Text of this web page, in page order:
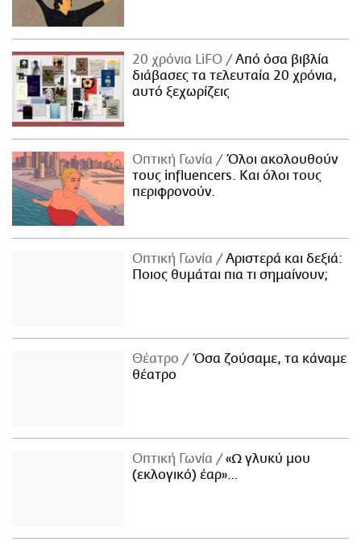
20 χρόνια LiFO
Από όσα βιβλία
διάβασες τα τελευταία 20 χρόνια,
αυτό ξεχωρίζεις
Οπτική Γωνία
Όλοι ακολουθούν
τους influencers. Και όλοι τους
περιφρονούν.
Οπτική Γωνία
Αριστερά και δεξιά:
Ποιος θυμάται πια τι σημαίνουν;
Θέατρο
Όσα ζούσαμε, τα κάναμε
θέατρο
Οπτική Γωνία
«Ω γλυκύ μου
(εκλογικό) έαρ»…